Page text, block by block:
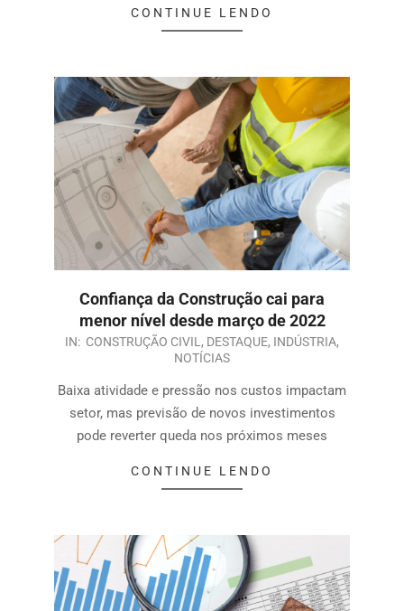
CONTINUE LENDO
Confiança da Construção cai para
menor nível desde março de 2022
IN: CONSTRUÇÃO CIVIL, DESTAQUE, INDÚSTRIA,
NOTÍCIAS
Baixa atividade e pressão nos custos impactam
setor, mas previsão de novos investimentos
pode reverter queda nos próximos meses
CONTINUE LENDO